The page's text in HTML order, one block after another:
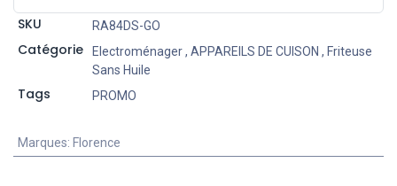
SKU RA84DS-GO
Catégorie Electroménager, APPAREILS DE CUISON , Friteuse
Sans Huile
Tags PROMO
Marques: Florence